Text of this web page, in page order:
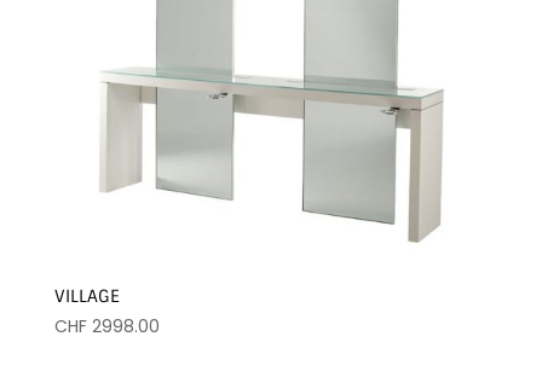
VILLAGE
CHF2998.00